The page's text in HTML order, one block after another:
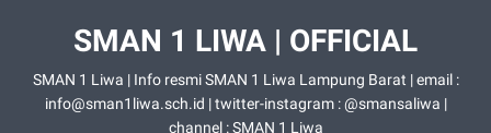
SMAN 1 LIWA | OFFICIAL
SMAN 1 Liwa | Info resmi SMAN 1 Liwa Lampung Barat | email :
info@sman1liwa.sch.id | twitter-instagram : @smansaliwa |
channel : SMAN 1 Liwa